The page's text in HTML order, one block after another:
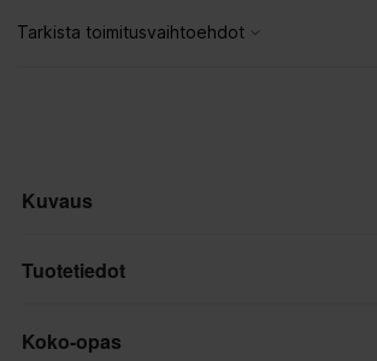
Kuvaus
Puske rajojasi käsineillä, jotka yhdistävät
Tuotetiedot
Väri
Koko-opas